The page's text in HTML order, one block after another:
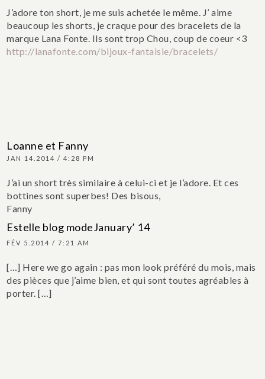
J’adore ton short, je me suis achetée le même. J’ aime
beaucoup les shorts, je craque pour des bracelets de la
marque Lana Fonte. Ils sont trop Chou, coup de coeur <3
http://lanafonte.com/bijoux-fantaisie/bracelets/
Loanne et Fanny
JAN 14.2014 / 4:28 PM
J’ai un short très similaire à celui-ci et je l’adore. Et ces
bottines sont superbes! Des bisous,
Fanny
Estelle blog modeJanuary’ 14
FÉV 5.2014 / 7:21 AM
[…] Here we go again : pas mon look préféré du mois, mais
des pièces que j’aime bien, et qui sont toutes agréables à
porter. […]